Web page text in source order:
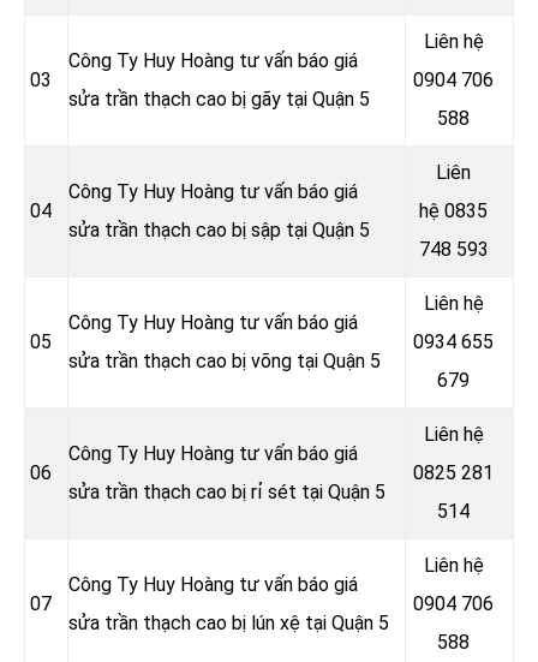
03
Công Ty Huy Hoàng tư vấn báo giá
sửa trần thạch cao bị gãy tại Quận 5
Liên hệ
0904 706
588
04
Công Ty Huy Hoàng tư vấn báo giá
sửa trần thạch cao bị sập tại Quận 5
Liên
hệ 0835
748 593
05
Công Ty Huy Hoàng tư vấn báo giá
sửa trần thạch cao bị võng tại Quận 5
Liên hệ
0934 655
679
06
Công Ty Huy Hoàng tư vấn báo giá
sửa trần thạch cao bị rỉ sét tại Quận 5
Liên hệ
0825 281
514
07
Công Ty Huy Hoàng tư vấn báo giá
sửa trần thạch cao bị lún xệ tại Quận 5
Liên hệ
0904 706
588